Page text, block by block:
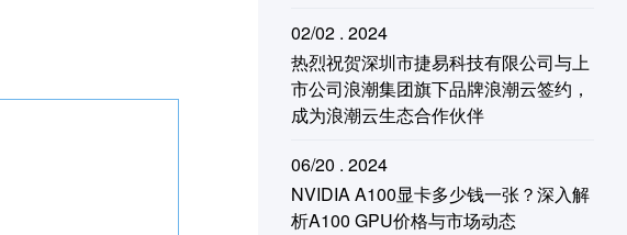
02/02 . 2024
热烈祝贺深圳市捷易科技有限公司与上
市公司浪潮集团旗下品牌浪潮云签约，
成为浪潮云生态合作伙伴
06/20 . 2024
NVIDIA A100显卡多少钱一张？深入解
析A100 GPU价格与市场动态